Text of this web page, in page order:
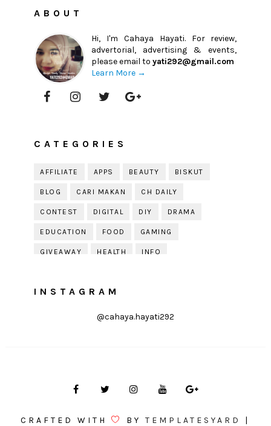
ABOUT
Hi, I'm Cahaya Hayati. For review,
advertorial, advertising & events,
please email toyati292@gmail.com
Learn More →
CATEGORIES
AFFILIATE APPS BEAUTY BISKUT
BLOG CARI MAKAN CH DAILY
CONTEST DIGITAL DIY DRAMA
EDUCATION FOOD GAMING
GIVEAWAY HEALTH INFO
KISAH KEHIDUPAN
PRODUCT REVIEW PUDING QOUTE
INSTAGRAM
@cahaya.hayati292
CRAFTED WITH BYTEMPLATESYARD |